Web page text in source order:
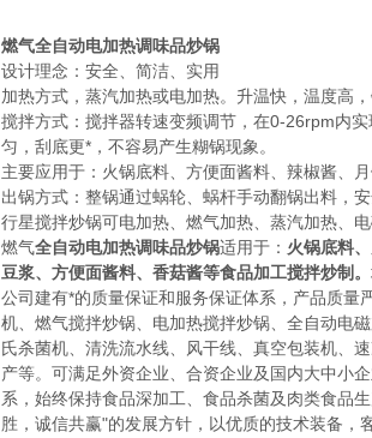
燃气全自动电加热调味品炒锅
设计理念：安全、简洁、实用
加热方式，蒸汽加热或电加热。升温快，温度高
搅拌方式：搅拌器转速变频调节，在0-26rpm内
匀，刮底更*，不容易产生糊锅现象。
主要应用于：火锅底料、方便面酱料、辣椒酱、
出锅方式：整锅通过蜗轮、蜗杆手动翻锅出料，安
行星搅拌炒锅可电加热、燃气加热、蒸汽加热、
燃气全自动电加热调味品炒锅适用于： 火锅底料
豆浆、方便面酱料、香菇酱等食品加工搅拌炒制。
公司建有*的质量保证和服务保证体系，产品质
机、燃气搅拌炒锅、电加热搅拌炒锅、全自动电
氏杀菌机、清洗流水线、风干线、真空包装机、
产等。可满足外资企业、合资企业及国内大中小
系，始终保持食品深加工、食品杀菌及肉类食品
胜，诚信共赢"的发展方针，以优质的技术装备